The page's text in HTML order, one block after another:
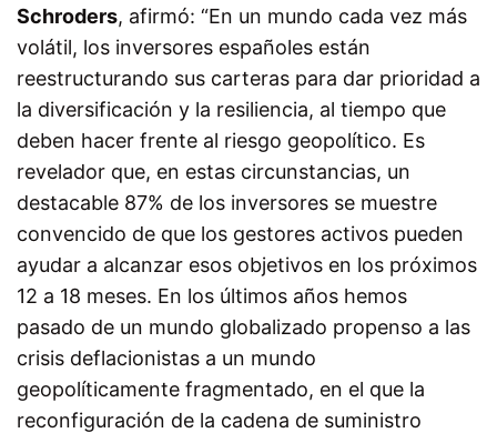
Schroders, afirmó: “En un mundo cada vez más
volátil, los inversores españoles están
reestructurando sus carteras para dar prioridad a
la diversificación y la resiliencia, al tiempo que
deben hacer frente al riesgo geopolítico. Es
revelador que, en estas circunstancias, un
destacable 87% de los inversores se muestre
convencido de que los gestores activos pueden
ayudar a alcanzar esos objetivos en los próximos
12 a 18 meses. En los últimos años hemos
pasado de un mundo globalizado propenso a las
crisis deflacionistas a un mundo
geopolíticamente fragmentado, en el que la
reconfiguración de la cadena de suministro